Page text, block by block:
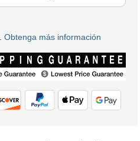
Obtenga más información